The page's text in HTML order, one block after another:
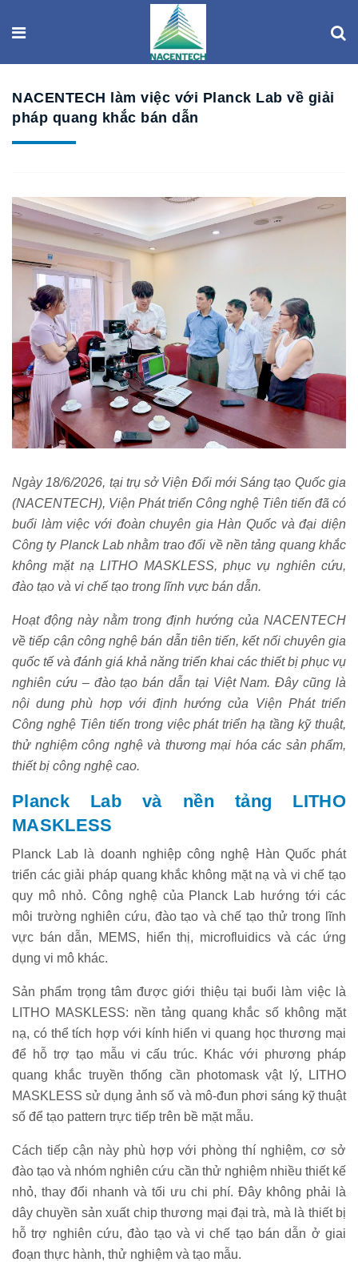
NACENTECH làm việc với Planck Lab về giải
pháp quang khắc bán dẫn
Ngày 18/6/2026, tại trụ sở Viện Đổi mới Sáng tạo Quốc gia
(NACENTECH), Viện Phát triển Công nghệ Tiên tiến đã có
buổi làm việc với đoàn chuyên gia Hàn Quốc và đại diện
Công ty Planck Lab nhằm trao đổi về nền tảng quang khắc
không mặt nạ LITHO MASKLESS, phục vụ nghiên cứu,
đào tạo và vi chế tạo trong lĩnh vực bán dẫn.
Hoạt động này nằm trong định hướng của NACENTECH
về tiếp cận công nghệ bán dẫn tiên tiến, kết nối chuyên gia
quốc tế và đánh giá khả năng triển khai các thiết bị phục vụ
nghiên cứu – đào tạo bán dẫn tại Việt Nam. Đây cũng là
nội dung phù hợp với định hướng của Viện Phát triển
Công nghệ Tiên tiến trong việc phát triển hạ tầng kỹ thuật,
thử nghiệm công nghệ và thương mại hóa các sản phẩm,
thiết bị công nghệ cao.
Planck Lab và nền tảng LITHO
MASKLESS
Planck Lab là doanh nghiệp công nghệ Hàn Quốc phát
triển các giải pháp quang khắc không mặt nạ và vi chế tạo
quy mô nhỏ. Công nghệ của Planck Lab hướng tới các
môi trường nghiên cứu, đào tạo và chế tạo thử trong lĩnh
vực bán dẫn, MEMS, hiển thị, microfluidics và các ứng
dụng vi mô khác.
Sản phẩm trọng tâm được giới thiệu tại buổi làm việc là
LITHO MASKLESS: nền tảng quang khắc số không mặt
nạ, có thể tích hợp với kính hiển vi quang học thương mại
để hỗ trợ tạo mẫu vi cấu trúc. Khác với phương pháp
quang khắc truyền thống cần photomask vật lý, LITHO
MASKLESS sử dụng ảnh số và mô-đun phơi sáng kỹ thuật
số để tạo pattern trực tiếp trên bề mặt mẫu.
Cách tiếp cận này phù hợp với phòng thí nghiệm, cơ sở
đào tạo và nhóm nghiên cứu cần thử nghiệm nhiều thiết kế
nhỏ, thay đổi nhanh và tối ưu chi phí. Đây không phải là
dây chuyền sản xuất chip thương mại đại trà, mà là thiết bị
hỗ trợ nghiên cứu, đào tạo và vi chế tạo bán dẫn ở giai
đoạn thực hành, thử nghiệm và tạo mẫu.